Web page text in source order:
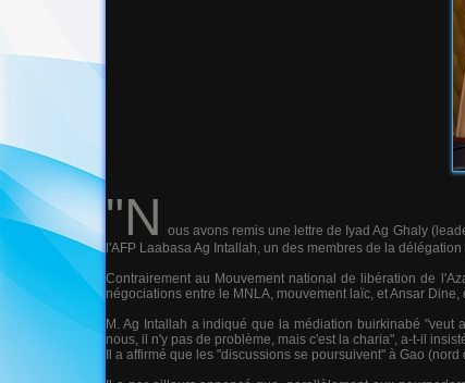
"N
ous avons remis une lettre de Iyad Ag Ghaly
l'AFP Laabasa Ag Intallah, un des membres de la
Contrairement au Mouvement national de libération de
négociations entre le MNLA, mouvement laïc, et Ansar
M. Ag Intallah a indiqué que la médiation buirkinabé
nous, il n'y pas de problème, mais c'est la charia", a-t-il
Il a affirmé que les "discussions se poursuivent" à Gao